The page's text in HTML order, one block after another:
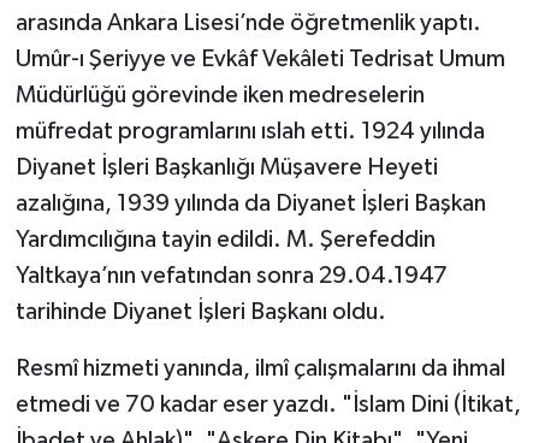
arasında Ankara Lisesi’nde öğretmenlik yaptı.
Umûr-ı Şeriyye ve Evkâf Vekâleti Tedrisat Umum
Müdürlüğü görevinde iken medreselerin
müfredat programlarını ıslah etti. 1924 yılında
Diyanet İşleri Başkanlığı Müşavere Heyeti
azalığına, 1939 yılında da Diyanet İşleri Başkan
Yardımcılığına tayin edildi. M. Şerefeddin
Yaltkaya’nın vefatından sonra 29.04.1947
tarihinde Diyanet İşleri Başkanı oldu.
Resmî hizmeti yanında, ilmî çalışmalarını da ihmal
etmedi ve 70 kadar eser yazdı. "İslam Dini (İtikat,
Edirne Müftülüğü
Elazığ Müftülüğü
Erzincan Müftülüğü
Erzurum Müftülüğü
Eskişehir Müftülüğü
Giresun Müftülüğü